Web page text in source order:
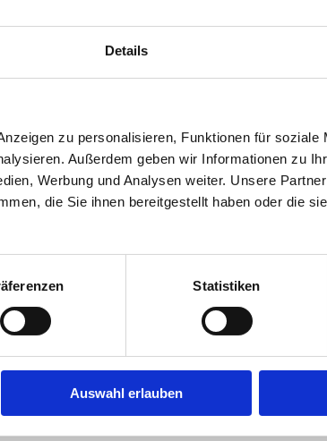
Details
zu personalisieren, Funktionen für soziale
Außerdem geben wir Informationen zu
Werbung und Analysen weiter. Unsere
die Sie ihnen bereitgestellt haben oder die
Statistiken
Auswahl erlauben
bewerben